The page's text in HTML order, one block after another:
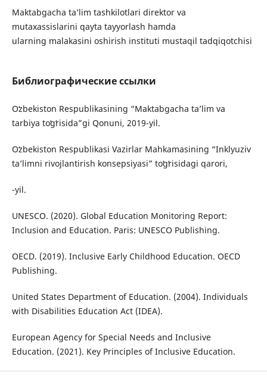
Maktabgacha taʼlim tashkilotlari direktor va
mutaxassislarini qayta tayyorlash hamda
ularning malakasini oshirish instituti mustaqil tadqiqotchisi
Библиографические ссылки
Oʻzbekiston Respublikasining “Maktabgacha taʼlim va
tarbiya toʻgʻrisida”gi Qonuni, 2019-yil.
Oʻzbekiston Respublikasi Vazirlar Mahkamasining “Inklyuziv
taʼlimni rivojlantirish konsepsiyasi” toʻgʻrisidagi qarori,
-yil.
UNESCO. (2020). Global Education Monitoring Report:
Inclusion and Education. Paris: UNESCO Publishing.
OECD. (2019). Inclusive Early Childhood Education. OECD
Publishing.
United States Department of Education. (2004). Individuals
with Disabilities Education Act (IDEA).
European Agency for Special Needs and Inclusive
Education. (2021). Key Principles of Inclusive Education.